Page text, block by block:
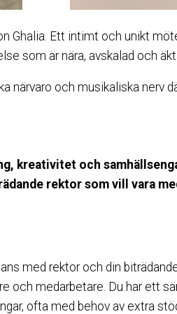
Ghalia. Ett intimt och unikt
som är nära, avskalad och
och musikaliska nerv
kreativitet och
rektor som vill vara
med rektor och din
och medarbetare. Du har ett
ofta med behov av extra